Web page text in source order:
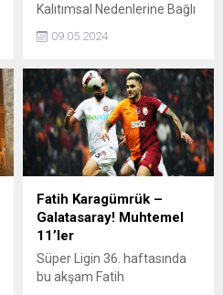
Kalıtımsal Nedenlerine Bağlı
Sorumluluğunun
sempozyumunda disiplin
cezasının öğrencilere kötü
etkisinin olabileceği
yönünde açıklama yapıldı.
09.05.2024
Fatih Karagümrük –
Galatasaray! Muhtemel
11’ler
Süper Ligin 36. haftasında
bu akşam Fatih